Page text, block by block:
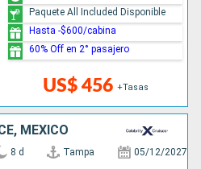
US$ 456 +Tasas
Paquete All Included Disponible
Hasta -$600/cabina
60% Off en 2° pasajero
MÉXICO
8 d Tampa 05/12/2027